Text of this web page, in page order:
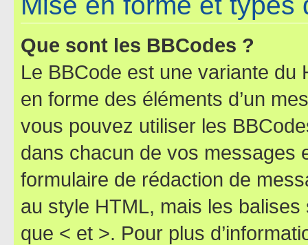
Que sont les BBCodes ?
Le BBCode est une variante du
en forme des éléments d’un
vous pouvez utiliser les
dans chacun de vos messages
formulaire de rédaction de
au style HTML, mais les
que < et >. Pour plus